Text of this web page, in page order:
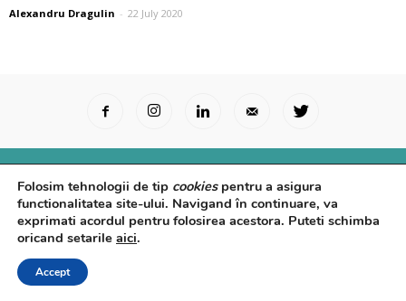
Alexandru Dragulin - 22 July 2020
Surse Primare Analize Interviuri
Video
Rapoarte epidemiologice
Despre noi Confidențialitate
© Powered byControl F5
Folosim tehnologii de tip cookiespentru a asigura
functionalitatea site-ului. Navigand în continuare, va
exprimati acordul pentru folosirea acestora. Puteti schimba
oricand setarile aici.
Accept